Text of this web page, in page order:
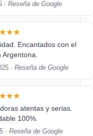
·Reseña de Google
Encantados con el
Argentona.
· Reseña de Google
atentas y serias.
100%.
·Reseña de Google